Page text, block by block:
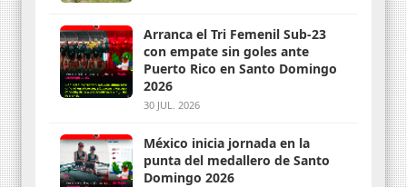
Arranca el Tri Femenil Sub-23
con empate sin goles ante
Puerto Rico en Santo Domingo
2026
30 JUL. 2026
México inicia jornada en la
punta del medallero de Santo
Domingo 2026